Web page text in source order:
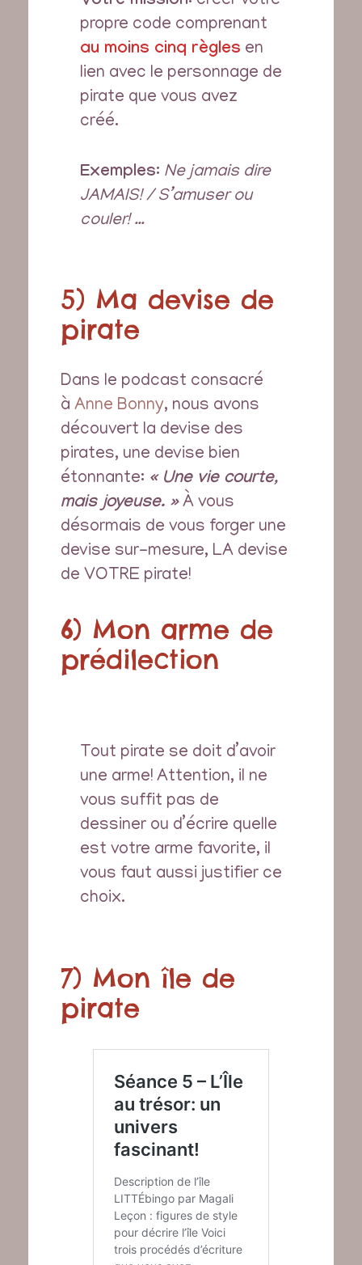
propre code comprenant
au moins cinq règles en
lien avec le personnage de
pirate que vous avez
créé.
Exemples: Ne jamais dire
JAMAIS! / S’amuser ou
couler! …
5) Ma devise de
pirate
Dans le podcast consacré
à Anne Bonny, nous avons
découvert la devise des
pirates, une devise bien
étonnante: « Une vie courte,
mais joyeuse. »À vous
désormais de vous forger une
devise sur-mesure, LA devise
de VOTRE pirate!
6) Mon arme de
prédilection
Tout pirate se doit d’avoir
une arme! Attention, il ne
vous suffit pas de
dessiner ou d’écrire quelle
est votre arme favorite, il
vous faut aussi justifier ce
choix.
7) Mon île de
pirate